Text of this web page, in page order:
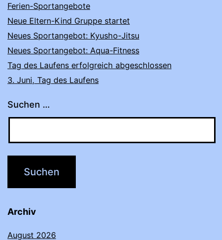
Ferien-Sportangebote
Neue Eltern-Kind Gruppe startet
Neues Sportangebot: Kyusho-Jitsu
Neues Sportangebot: Aqua-Fitness
Tag des Laufens erfolgreich abgeschlossen
3. Juni, Tag des Laufens
Suchen …
Archiv
August 2026